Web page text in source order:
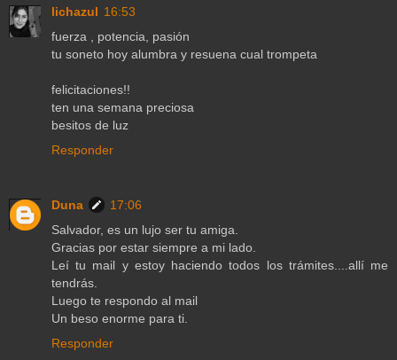
lichazul 16:53
fuerza , potencia, pasión
tu soneto hoy alumbra y resuena cual trompeta
felicitaciones!!
ten una semana preciosa
besitos de luz
Responder
Duna
17:06
Salvador, es un lujo ser tu amiga.
Gracias por estar siempre a mi lado.
Leí tu mail y estoy haciendo todos los trámites....allí me
tendrás.
Luego te respondo al mail
Un beso enorme para ti.
Responder